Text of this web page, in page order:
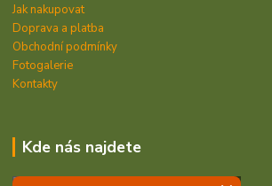
Jak nakupovat
Doprava a platba
Obchodní podmínky
Fotogalerie
Kontakty
Kde nás najdete